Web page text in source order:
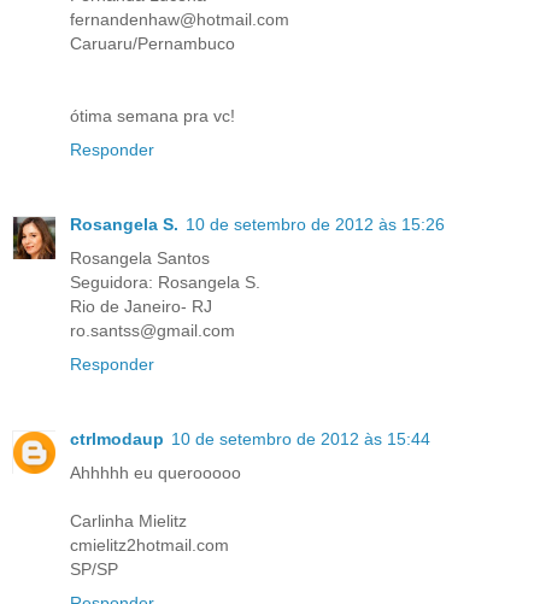
fernandenhaw@hotmail.com
Caruaru/Pernambuco
ótima semana pra vc!
Responder
Rosangela S. 10 de setembro de 2012 às 15:26
Rosangela Santos
Seguidora: Rosangela S.
Rio de Janeiro- RJ
ro.santss@gmail.com
Responder
ctrlmodaup 10 de setembro de 2012 às 15:44
Ahhhhh eu querooooo
Carlinha Mielitz
cmielitz2hotmail.com
SP/SP